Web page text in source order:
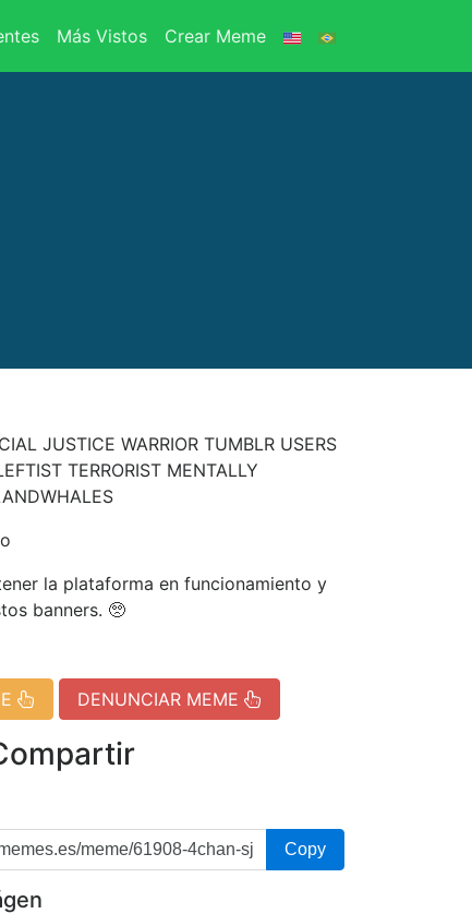
Más Vistos Crear Meme
JUSTICE WARRIOR TUMBLR USERS
TERRORIST MENTALLY
la plataforma en funcionamiento y
banners. 🥺
DENUNCIAR MEME
Copy